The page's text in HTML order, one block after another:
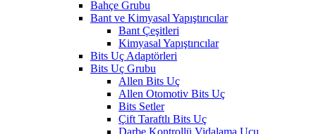
Bahçe Grubu
Bant ve Kimyasal Yapıştırıcılar
Bant Çeşitleri
Kimyasal Yapıştırıcılar
Bits Uç Adaptörleri
Bits Uç Grubu
Allen Bits Uç
Allen Otomotiv Bits Uç
Bits Setler
Çift Taraftlı Bits Uç